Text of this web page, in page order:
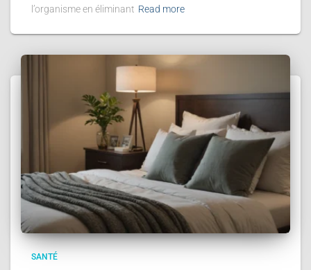
l’organisme en éliminant Read more
SANTÉ